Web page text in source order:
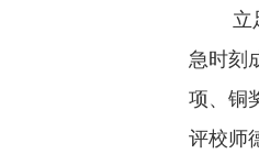
立足
急时刻
项、铜
评校师